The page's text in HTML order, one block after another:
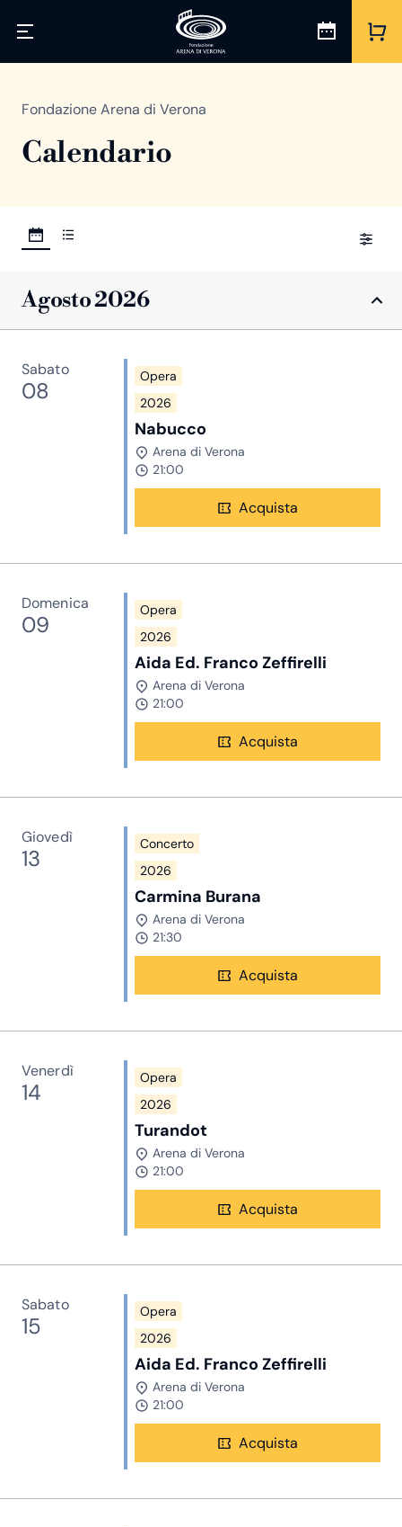
Fondazione Arena di Verona
Calendario
Agosto 2026
Sabato
08
Opera
2026
Nabucco
Arena di Verona
21:00
Acquista
Domenica
09
Opera
2026
Aida Ed. Franco Zeffirelli
Arena di Verona
21:00
Acquista
Giovedì
13
Concerto
2026
Carmina Burana
Arena di Verona
21:30
Acquista
Venerdì
14
Opera
2026
Turandot
Arena di Verona
21:00
Acquista
Sabato
15
Opera
2026
Aida Ed. Franco Zeffirelli
Arena di Verona
21:00
Acquista